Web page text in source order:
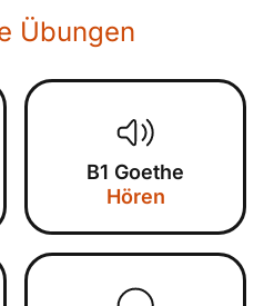
Übungen
B1 Goethe
Hören